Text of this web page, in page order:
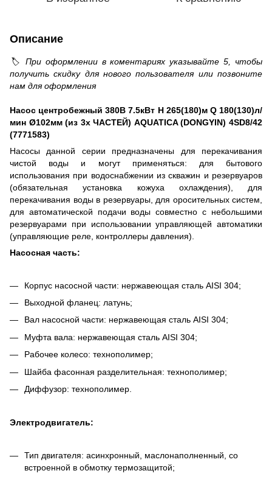
Описание
🏷️ При оформлении в коментариях указывайте 5, чтобы
получить скидку для нового пользователя или позвоните
нам для оформления
Насос центробежный 380В 7.5кВт H 265(180)м Q 180(130)л/
мин Ø102мм (из 3х ЧАСТЕЙ) AQUATICA (DONGYIN) 4SD8/42
(7771583)
Насосы данной серии предназначены для перекачивания
чистой воды и могут применяться: для бытового
использования при водоснабжении из скважин и резервуаров
(обязательная установка кожуха охлаждения), для
перекачивания воды в резервуары, для оросительных систем,
для автоматической подачи воды совместно с небольшими
резервуарами при использовании управляющей автоматики
(управляющие реле, контроллеры давления).
Насосная часть:
Корпус насосной части: нержавеющая сталь AISI 304;
Выходной фланец: латунь;
Вал насосной части: нержавеющая сталь AISI 304;
Муфта вала: нержавеющая сталь AISI 304;
Рабочее колесо: технополимер;
Шайба фасонная разделительная: технополимер;
Диффузор: технополимер.
Электродвигатель:
Тип двигателя: асинхронный, маслонаполненный, со
встроенной в обмотку термозащитой;